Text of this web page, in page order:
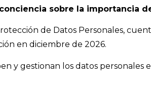
sobre la importancia
de Datos Personales,
en diciembre de 2026.
y gestionan los datos personales